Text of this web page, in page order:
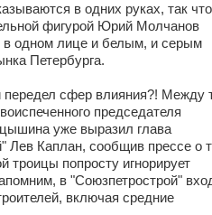
в одних руках, так
фигурой Юрий Молчанов
в одном лице и белым, и серым
Петербурга.
передел сфер влияния?! Между
председателя
уже выразил глава
Лев Каплан, сообщив прессе о
троицы попросту игнорирует
в "Союзпетрострой"
включая средние